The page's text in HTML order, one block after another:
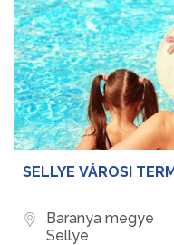
SELLYE VÁROSI
Baranya megye
Sellye